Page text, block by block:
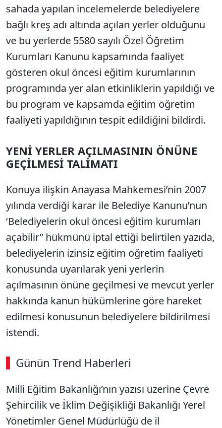
sahada yapılan incelemelerde belediyelere
bağlı kreş adı altında açılan yerler olduğunu
ve bu yerlerde 5580 sayılı Özel Öğretim
Kurumları Kanunu kapsamında faaliyet
gösteren okul öncesi eğitim kurumlarının
programında yer alan etkinliklerin yapıldığı ve
bu program ve kapsamda eğitim öğretim
faaliyeti yapıldığının tespit edildiğini bildirdi.
YENİ YERLER AÇILMASININ ÖNÜNE
GEÇİLMESİ TALİMATI
Konuya ilişkin Anayasa Mahkemesi’nin 2007
yılında verdiği karar ile Belediye Kanunu’nun
‘Belediyelerin okul öncesi eğitim kurumları
açabilir” hükmünü iptal ettiği belirtilen yazıda,
belediyelerin izinsiz eğitim öğretim faaliyeti
konusunda uyarılarak yeni yerlerin
açılmasının önüne geçilmesi ve mevcut yerler
hakkında kanun hükümlerine göre hareket
edilmesi konusunun belediyelere bildirilmesi
istendi.
Günün Trend Haberleri
00:02 / 09:15
Sesi Aç
Milli Eğitim Bakanlığı’nın yazısı üzerine Çevre
Şehircilik ve İklim Değişikliği Bakanlığı Yerel
Yönetimler Genel Müdürlüğü de il